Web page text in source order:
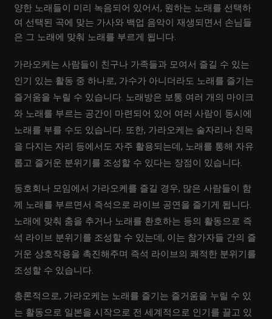
양한 노래들이 미리 녹음되어 있어서, 원하는 노래를 선택하
여 선택된 곡에 맞는 가사와 백업 음악이 재생되면서 손님들
은 그 노래에 맞춰 노래를 부르게 됩니다.
가라오케는 사람들이 친구나 가족들과 모여서 즐길 수 있는
인기 있는 활동 중 하나로, 가수가 아니더라도 노래를 즐기는
즐거움을 누릴 수 있습니다. 노래방은 보통 여러 개의 마이크
와 노래를 부르는 공간이 마련되어 있어 여러 사람이 동시에
노래를 부를 수도 있습니다. 또한, 가라오케는 술자리나 친목
을 다지는 자리 등에서도 자주 활용되는데, 노래를 통해 자유
롭고 즐거운 분위기를 조성할 수 있다는 장점이 있습니다.
동호회나 모임에서 가라오케를 즐길 경우, 많은 사람들이 함
께 노래를 부르면서 즉석으로 라이브 공연을 즐기게 됩니다.
노래에 맞춰 춤을 추거나 노래를 환호하는 등의 활동으로 즉
석 라이브 분위기를 조성할 수 있는데, 이는 참가자들 간의 즐
거운 상호작용을 촉진해주며 즉석 라이브의 쾌적한 분위기를
조성할 수 있습니다.
총론적으로, 가라오케는 노래를 즐기는 즐거움을 누릴 수 있
는 활동으로 일본을 시작으로 전 세계적으로 인기를 끌고 있